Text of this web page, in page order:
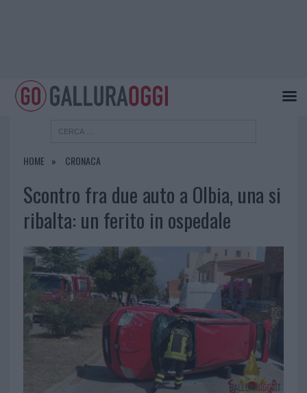
HOME CRONACA
Scontro fra due auto a Olbia, una si
ribalta: un ferito in ospedale